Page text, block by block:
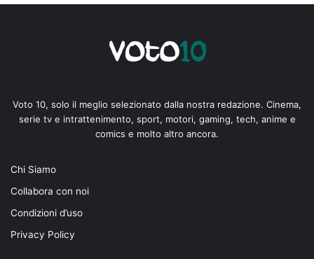
Voto 10, solo il meglio selezionato dalla nostra redazione. Cinema,
serie tv e intrattenimento, sport, motori, gaming, tech, anime e
comics e molto altro ancora.
Chi Siamo
Collabora con noi
Condizioni d’uso
Privacy Policy